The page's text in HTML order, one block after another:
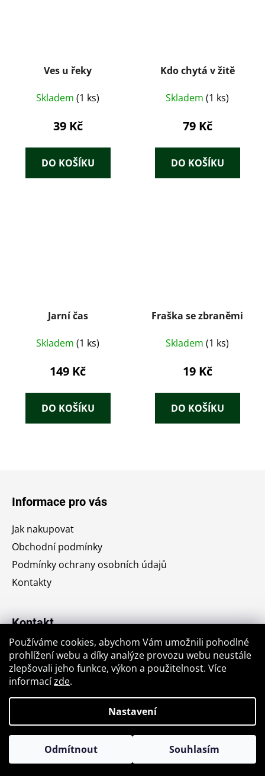
Používáme cookies, abychom Vám umožnili pohodlné
prohlížení webu a díky analýze provozu webu neustále
zlepšovali jeho funkce, výkon a použitelnost. Více
informacízde.
Nastavení
Odmítnout Souhlasím
Ves u řeky
Skladem (1 ks)
39 Kč
DO KOŠÍKU
Kdo chytá v žitě
Skladem (1 ks)
79 Kč
DO KOŠÍKU
Jarní čas
Skladem (1 ks)
149 Kč
DO KOŠÍKU
Fraška se zbraněmi
Skladem (1 ks)
19 Kč
DO KOŠÍKU
Informace pro vás
Jak nakupovat
Obchodní podmínky
Podmínky ochrany osobních údajů
Kontakty
Kontakt
jiri.krajic@seznam.cz
+420776764176
Vytvořil Shoptet
Copyright 2026Antikvariát u stromu. Všechna práva
vyhrazena.